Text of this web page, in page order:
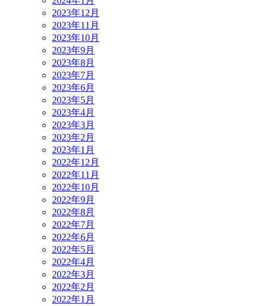
2023年12月
2023年11月
2023年10月
2023年9月
2023年8月
2023年7月
2023年6月
2023年5月
2023年4月
2023年3月
2023年2月
2023年1月
2022年12月
2022年11月
2022年10月
2022年9月
2022年8月
2022年7月
2022年6月
2022年5月
2022年4月
2022年3月
2022年2月
2022年1月